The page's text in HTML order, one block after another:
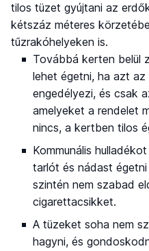
tilos tüzet gyújtani az
kétszáz méteres
tűzrakóhelyeken is.
Továbbá kerten belül
lehet égetni, ha azt
engedélyezi, és csak
amelyeket a rendelet
nincs, a kertben tilos
Kommunális
tarlót és nádast
szintén nem szabad
cigarettacsikket.
A tüzeket soha nem
hagyni, és